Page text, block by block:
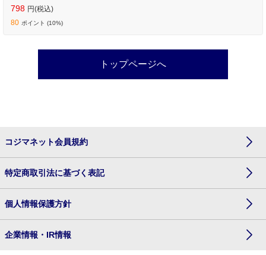
798 円(税込)
80 ポイント (10%)
トップページへ
コジマネット会員規約
特定商取引法に基づく表記
個人情報保護方針
企業情報・IR情報